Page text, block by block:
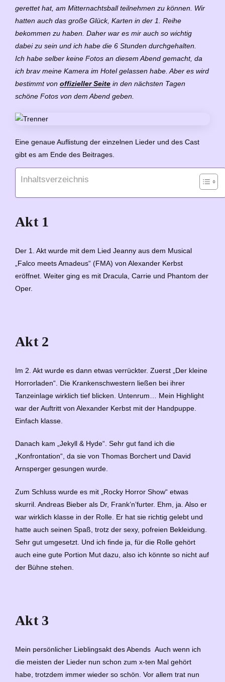
gerettet hat, am Mitternachtsball teilnehmen zu können. Wir
hatten auch das große Glück, Karten in der 1. Reihe
bekommen zu haben. Daher war es mir auch so wichtig
dabei zu sein und ich habe die 6 Stunden durchgehalten.
Ich habe selber keine Fotos an diesem Abend gemacht, da
ich brav meine Kamera im Hotel gelassen habe. Aber es wird
bestimmt von offizieller Seite in den nächsten Tagen
schöne Fotos von dem Abend geben.
Eine genaue Auflistung der einzelnen Lieder und des Cast
gibt es am Ende des Beitrages.
Inhaltsverzeichnis
Akt 1
Der 1. Akt wurde mit dem Lied Jeanny aus dem Musical
„Falco meets Amadeus“ (FMA) von Alexander Kerbst
eröffnet. Weiter ging es mit Dracula, Carrie und Phantom der
Oper.
Akt 2
Im 2. Akt wurde es dann etwas verrückter. Zuerst „Der kleine
Horrorladen“. Die Krankenschwestern ließen bei ihrer
Tanzeinlage wirklich tief blicken. Untenrum… Mein Highlight
war der Auftritt von Alexander Kerbst mit der Handpuppe.
Einfach klasse.
Danach kam „Jekyll & Hyde“. Sehr gut fand ich die
„Konfrontation“, da sie von Thomas Borchert und David
Arnsperger gesungen wurde.
Zum Schluss wurde es mit „Rocky Horror Show“ etwas
skurril. Andreas Bieber als Dr, Frank’n’furter. Ehm, ja. Also er
war wirklich klasse in der Rolle. Er hat sie richtig gelebt und
hatte auch seinen Spaß, trotz der sexy, pofreien Bekleidung.
Sehr gut umgesetzt. Und ich finde ja, für die Rolle gehört
auch eine gute Portion Mut dazu, also ich könnte so nicht auf
der Bühne stehen.
Akt 3
Mein persönlicher Lieblingsakt des Abends Auch wenn ich
die meisten der Lieder nun schon zum x-ten Mal gehört
habe, trotzdem immer wieder so schön. Vor allem trat nun